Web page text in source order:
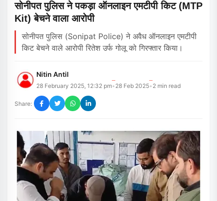
सोनीपत पुलिस ने पकड़ा ऑनलाइन एमटीपी किट (MTP
Kit) बेचने वाला आरोपी
सोनीपत पुलिस (Sonipat Police) ने अवैध ऑनलाइन एमटीपी
किट बेचने वाले आरोपी रितेश उर्फ गोलू को गिरफ्तार किया।
Nitin Antil
28 February 2025, 12:32 pm• 28 Feb 2025• 2 min read
Share: